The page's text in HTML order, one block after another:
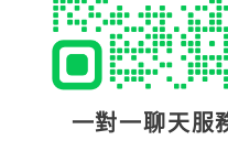
一對一聊天服